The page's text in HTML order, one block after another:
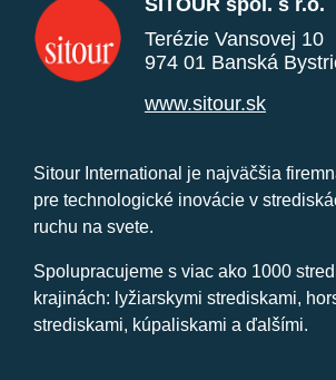
SITOUR spol. s r.o.
Terézie Vansovej 10
974 01 Banská
www.sitour.sk
Sitour International je najväčšia
pre technologické inovácie v
ruchu na svete.
Spolupracujeme s viac ako 1000
krajinách: lyžiarskymi strediskami,
strediskami, kúpaliskami a ďalšími.